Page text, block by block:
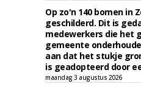
Op zo'n 140 bomen in
geschilderd. Dit is
medewerkers die het
gemeente
aan dat het stukje
is geadopteerd door
maandag 3 augustus 2026